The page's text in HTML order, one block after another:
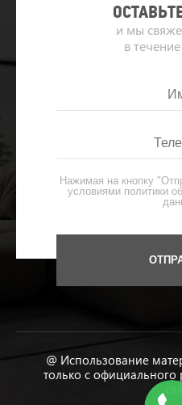
и мы
в
Нажимая на кнопку
условиями политики
@ Использование
только с